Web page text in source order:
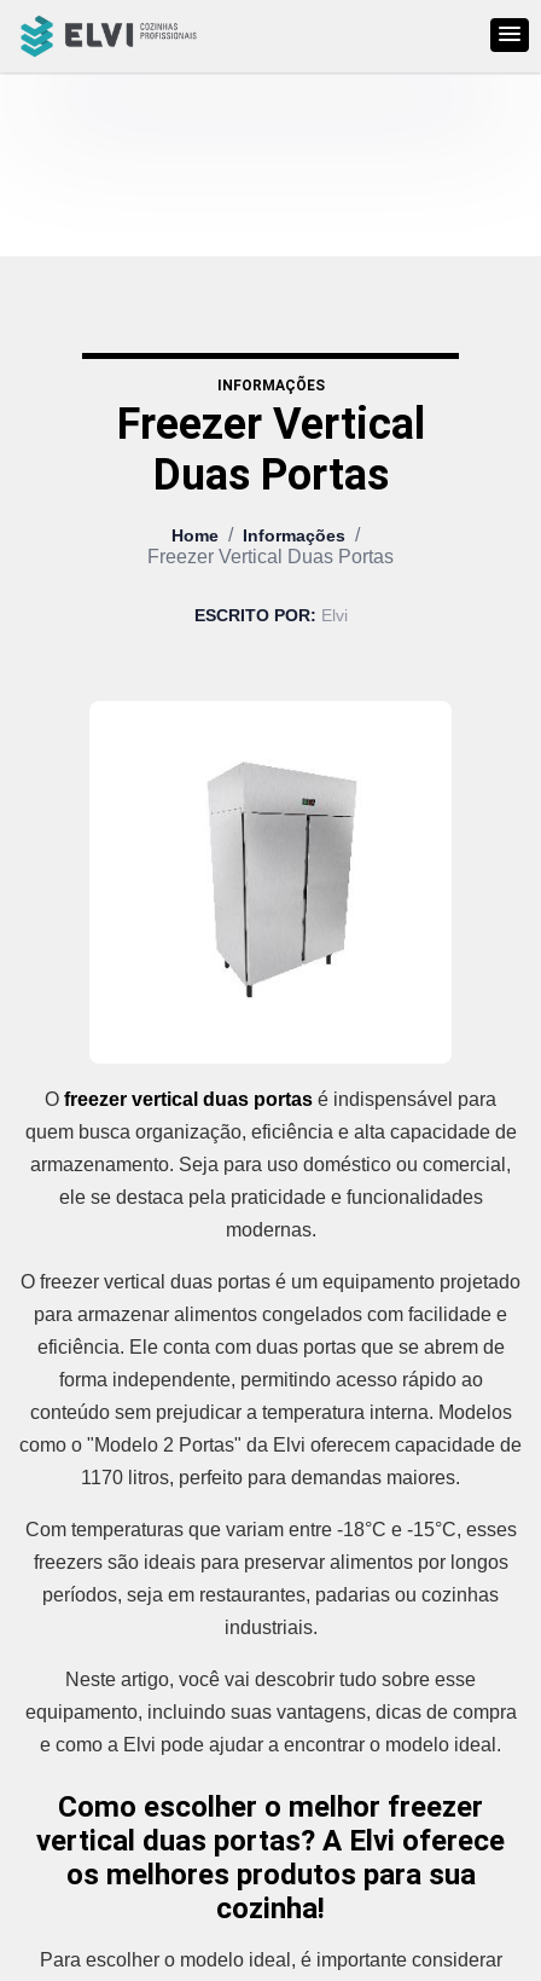
INFORMAÇÕES
Freezer Vertical
Duas Portas
Home / Informações /
Freezer Vertical Duas Portas
ESCRITO POR: Elvi
O freezer vertical duas portas é indispensável para
quem busca organização, eficiência e alta capacidade de
armazenamento. Seja para uso doméstico ou comercial,
ele se destaca pela praticidade e funcionalidades
modernas.
O freezer vertical duas portas é um equipamento projetado
para armazenar alimentos congelados com facilidade e
eficiência. Ele conta com duas portas que se abrem de
forma independente, permitindo acesso rápido ao
conteúdo sem prejudicar a temperatura interna. Modelos
como o "Modelo 2 Portas" da Elvi oferecem capacidade de
1170 litros, perfeito para demandas maiores.
Com temperaturas que variam entre -18°C e -15°C, esses
freezers são ideais para preservar alimentos por longos
períodos, seja em restaurantes, padarias ou cozinhas
industriais.
Neste artigo, você vai descobrir tudo sobre esse
equipamento, incluindo suas vantagens, dicas de compra
e como a Elvi pode ajudar a encontrar o modelo ideal.
Como escolher o melhor freezer
vertical duas portas? A Elvi oferece
os melhores produtos para sua
cozinha!
Para escolher o modelo ideal, é importante considerar